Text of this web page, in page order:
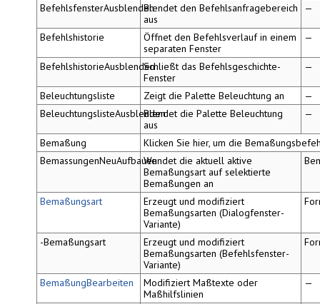
BefehlsfensterAusblendenBlendet den Befehlsanfragebereich
aus
—
Befehlshistorie
Öffnet den Befehlsverlauf in einem
separaten Fenster
—
BefehlshistorieAusblendenSchließt das Befehlsgeschichte-
Fenster
—
Beleuchtungsliste Zeigt die PaletteBeleuchtung an
—
BeleuchtungslisteAusblendenBlendet die PaletteBeleuchtung
aus
—
Bemaßung
Klicken Sie hier, um die
BemassungenNeuAufbauenWendet die aktuell aktive
Bemaßungsart auf selektierte
Bemaßungen an
Bemaßungsart
Erzeugt und modifiziert
Bemaßungsarten (Dialogfenster-
Variante)
-Bemaßungsart
Erzeugt und modifiziert
Bemaßungsarten (Befehlsfenster-
Variante)
BemaßungBearbeiten
Modifiziert Maßtexte oder
Maßhilfslinien
—